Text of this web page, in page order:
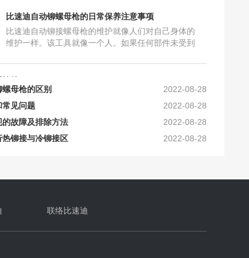
比速迪自动铆螺母枪的日常保养注意事项
比速迪自动铆接螺母枪的维护就像人们对自己身体的
维护一样。该工具就像一个人。如果任何部件未受到
用。因此，使用后必须清洁和
注意事项
要求_比速迪
2024-10-30
及工艺上的要求
2022-08-28
常见问题
2022-08-28
故障及排除方法
2022-08-28
铆接与冷铆接区
2021-10-16
及工艺上的要求
联络比速迪